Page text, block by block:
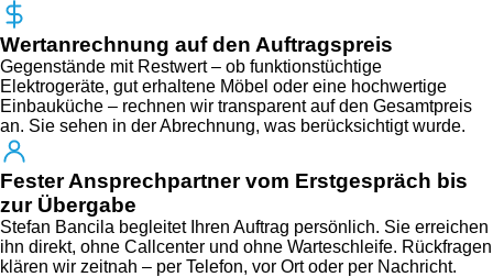
Wertanrechnung auf den Auftragspreis
Gegenstände mit Restwert – ob funktionstüchtige
Elektrogeräte, gut erhaltene Möbel oder eine hochwertige
Einbauküche – rechnen wir transparent auf den Gesamtpreis
an. Sie sehen in der Abrechnung, was berücksichtigt wurde.
Fester Ansprechpartner vom Erstgespräch bis
zur Übergabe
Stefan Bancila begleitet Ihren Auftrag persönlich. Sie erreichen
ihn direkt, ohne Callcenter und ohne Warteschleife. Rückfragen
klären wir zeitnah – per Telefon, vor Ort oder per Nachricht.